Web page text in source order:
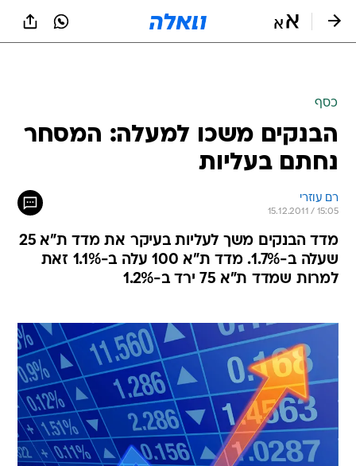
הבנקים משכו למעלה: המסחר
נחתם בעליות
רם עוזרי
15.12.2011 / 15:05
מדד הבנקים משך לעליות בעיקר את מדד ת"א 25
למרות שמדד ת"א 75 ירד ב-1.2%